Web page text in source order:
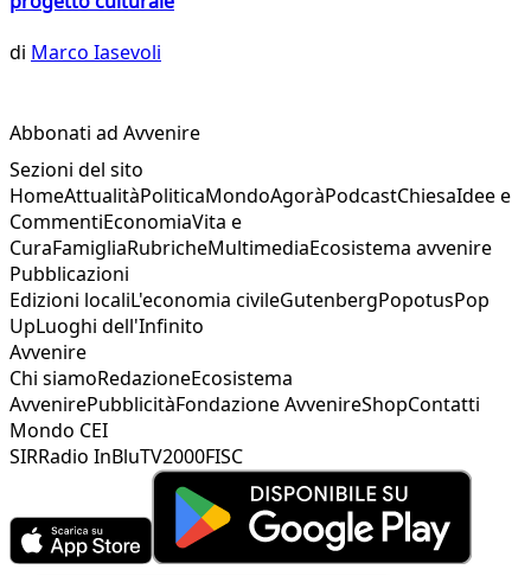
di Marco Iasevoli
Abbonati ad Avvenire
Sezioni del sito
HomeAttualitàPoliticaMondoAgoràPodcastChiesaIdee e
CommentiEconomiaVita e
CuraFamigliaRubricheMultimediaEcosistema avvenire
Pubblicazioni
Edizioni localiL'economia civileGutenbergPopotusPop
UpLuoghi dell'Infinito
Avvenire
Chi siamoRedazioneEcosistema
AvvenirePubblicitàFondazione AvvenireShopContatti
Mondo CEI
SIRRadio InBluTV2000FISC